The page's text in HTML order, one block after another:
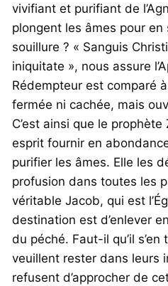
vivifiant et purifiant de
plongent les âmes pour
souillure ? « Sanguis
iniquitate », nous assure
Rédempteur est comparé
fermée ni cachée, mais
C’est ainsi que le
esprit fournir en
purifier les âmes. Elle les
profusion dans toutes les
véritable Jacob, qui est
destination est d’enlever
du péché. Faut-il qu’il
veuillent rester dans leurs
refusent d’approcher de